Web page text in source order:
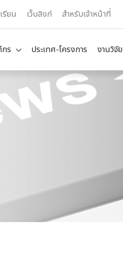
รียน เว็บลิงก์ สำหรับเจ้าหน้าที่
ร ประเทศ-โครงการ งานวิจัย